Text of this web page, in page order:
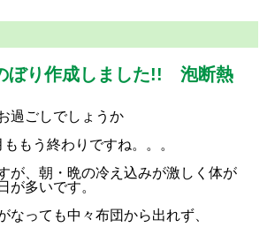
り作成しました!! 泡断熱
過ごしでしょうか
もう終わりですね。。。
が、朝・晩の冷え込みが激しく体が
が多いです。
なっても中々布団から出れず、